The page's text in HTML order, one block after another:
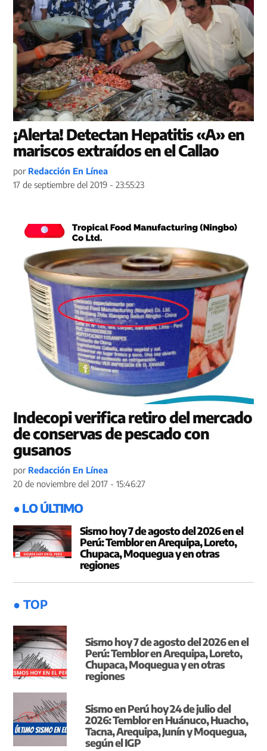
¡Alerta! Detectan Hepatitis «A» en
mariscos extraídos en el Callao
por Redacción En Línea
17 de septiembre del 2019 - 23:55:23
Indecopi verifica retiro del mercado
de conservas de pescado con
gusanos
por Redacción En Línea
20 de noviembre del 2017 - 15:46:27
● LO ÚLTIMO
Sismo hoy 7 de agosto del 2026 en el
Perú: Temblor en Arequipa, Loreto,
Chupaca, Moquegua y en otras
regiones
● TOP
Sismo hoy 7 de agosto del 2026 en el
Perú: Temblor en Arequipa, Loreto,
Chupaca, Moquegua y en otras
regiones
Sismo en Perú hoy 24 de julio del
2026: Temblor en Huánuco, Huacho,
Tacna, Arequipa, Junín y Moquegua,
según el IGP